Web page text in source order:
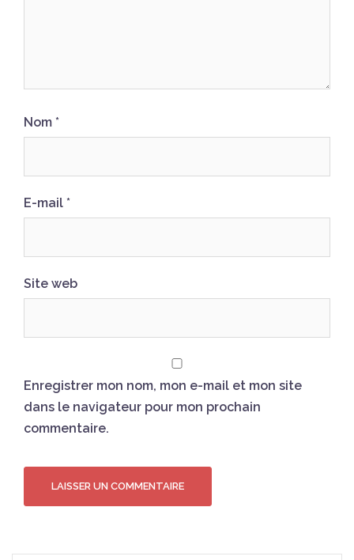
Nom *
E-mail *
Site web
Enregistrer mon nom, mon e-mail et mon site
dans le navigateur pour mon prochain
commentaire.